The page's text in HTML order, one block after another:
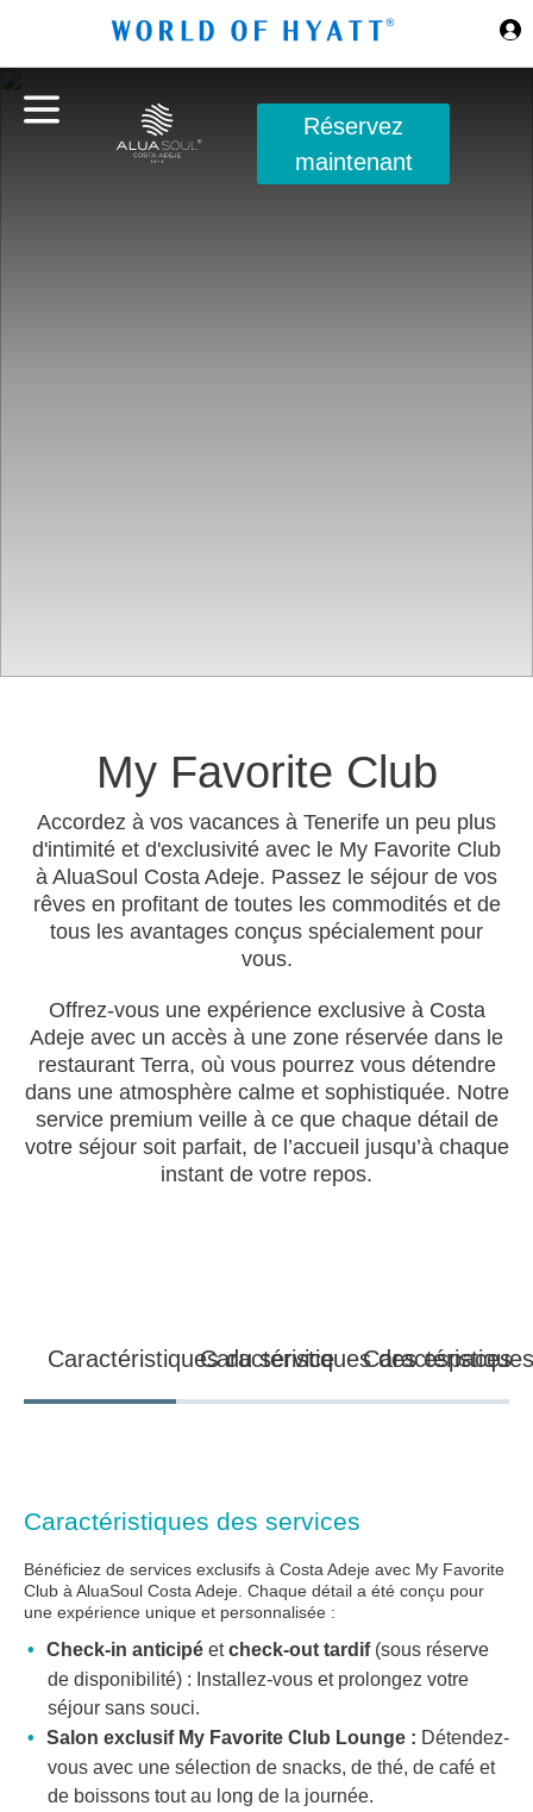
Réservez
maintenant
My Favorite Club
Accordez à vos vacances à Tenerife un peu plus
d'intimité et d'exclusivité avec le My Favorite Club
à AluaSoul Costa Adeje. Passez le séjour de vos
rêves en profitant de toutes les commodités et de
tous les avantages conçus spécialement pour
vous.
Offrez-vous une expérience exclusive à Costa
Adeje avec un accès à une zone réservée dans le
restaurant Terra, où vous pourrez vous détendre
dans une atmosphère calme et sophistiquée. Notre
service premium veille à ce que chaque détail de
votre séjour soit parfait, de l’accueil jusqu’à chaque
instant de votre repos.
Caractéristiques du serviceCaractéristiques des espaces
Caractéristiques des services
Bénéficiez de services exclusifs à Costa Adeje avec My Favorite
Club à AluaSoul Costa Adeje. Chaque détail a été conçu pour
une expérience unique et personnalisée :
Check-in anticipé etcheck-out tardif(sous réserve
de disponibilité) : Installez-vous et prolongez votre
séjour sans souci.
Salon exclusif My Favorite Club Lounge : Détendez-
vous avec une sélection de snacks, de thé, de café et
de boissons tout au long de la journée.